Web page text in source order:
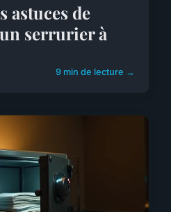
astuces de
serrurier à
9 min de lecture →